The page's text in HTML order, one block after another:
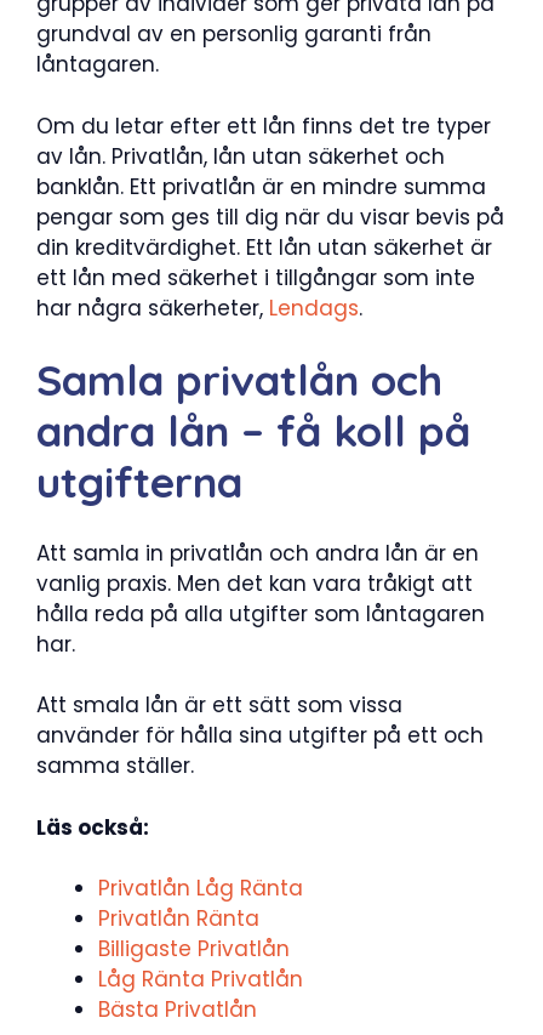
grundval av en personlig garanti från
låntagaren.
Om du letar efter ett lån finns det tre typer
av lån. Privatlån, lån utan säkerhet och
banklån. Ett privatlån är en mindre summa
pengar som ges till dig när du visar bevis på
din kreditvärdighet. Ett lån utan säkerhet är
ett lån med säkerhet i tillgångar som inte
har några säkerheter, Lendags.
Samla privatlån och
andra lån – få koll på
utgifterna
Att samla in privatlån och andra lån är en
vanlig praxis. Men det kan vara tråkigt att
hålla reda på alla utgifter som låntagaren
har.
Att smala lån är ett sätt som vissa
använder för hålla sina utgifter på ett och
samma ställer.
Läs också:
Privatlån Låg Ränta
Privatlån Ränta
Billigaste Privatlån
Låg Ränta Privatlån
Bästa Privatlån